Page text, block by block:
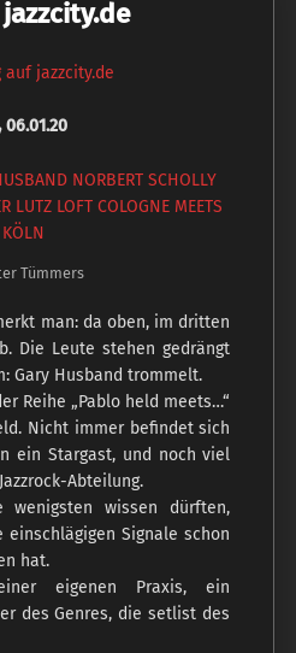
auf jazzcity.de
Tümmers
man: da oben, im dritten
Die Leute stehen gedrängt
Gary Husband trommelt.
Reihe „Pablo held meets…“
Nicht immer befindet sich
ein Stargast, und noch viel
Abteilung.
wenigsten wissen dürften,
einschlägigen Signale schon
hat.
eigenen Praxis, ein
des Genres, die setlist des